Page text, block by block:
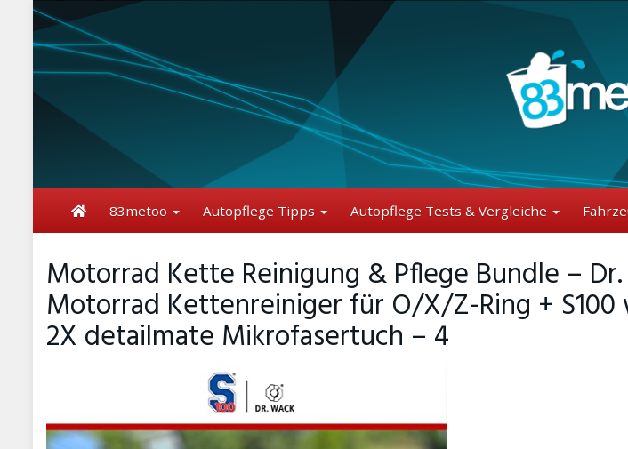
content
83metoo Autopflege Tipps Autopflege Tests & Vergleiche
Motorrad Kette Reinigung & Pflege Bundle –
Motorrad Kettenreiniger für O/X/Z-Ring +
2X detailmate Mikrofasertuch – 4